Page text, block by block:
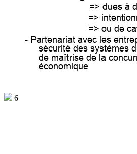
=> dues à
=>
=> ou de
- Partenariat avec les
sécurité des systèmes
de maîtrise de la
économique
6